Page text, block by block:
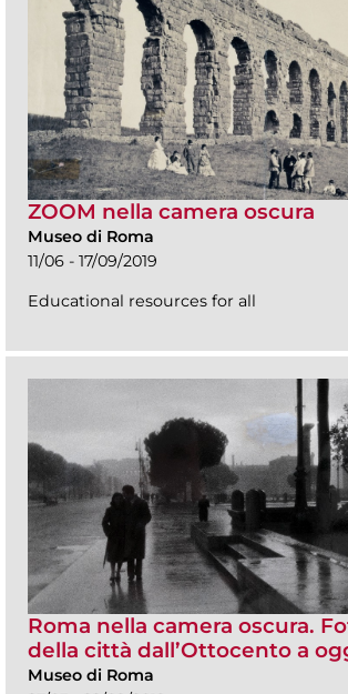
ZOOM nella camera oscura
Museo di Roma
11/06 - 17/09/2019
Educational resources for all
Roma nella camera oscura.
della città dall’Ottocento a
Museo di Roma